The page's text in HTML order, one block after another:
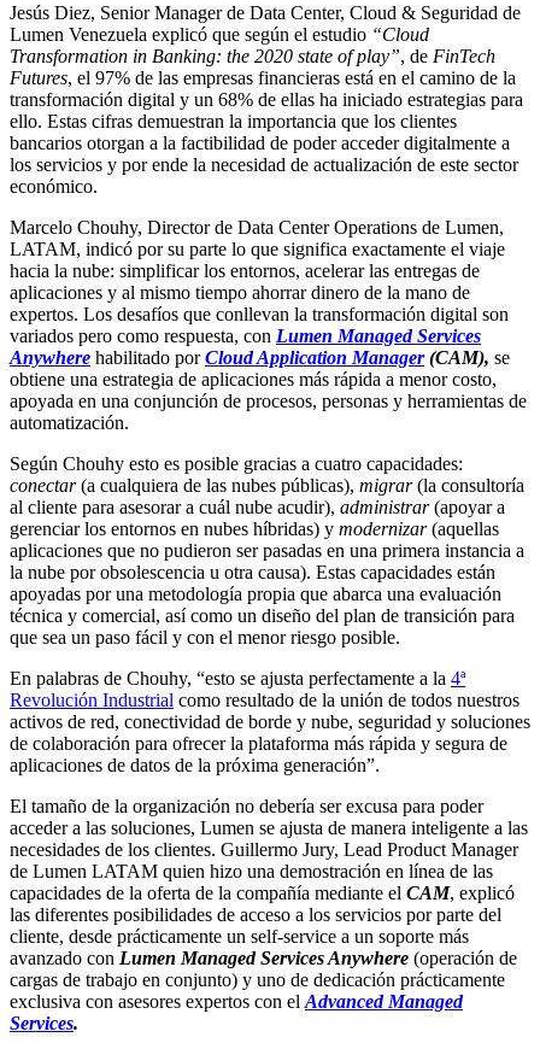
Jesús Diez, Senior Manager de Data Center, Cloud & Seguridad de
Lumen Venezuela explicó que según el estudio “Cloud
Transformation in Banking: the 2020 state of play”, de FinTech
Futures, el 97% de las empresas financieras está en el camino de la
transformación digital y un 68% de ellas ha iniciado estrategias para
ello. Estas cifras demuestran la importancia que los clientes
bancarios otorgan a la factibilidad de poder acceder digitalmente a
los servicios y por ende la necesidad de actualización de este sector
económico.
Marcelo Chouhy, Director de Data Center Operations de Lumen,
LATAM, indicó por su parte lo que significa exactamente el viaje
hacia la nube: simplificar los entornos, acelerar las entregas de
aplicaciones y al mismo tiempo ahorrar dinero de la mano de
expertos. Los desafíos que conllevan la transformación digital son
variados pero como respuesta, con Lumen Managed Services
Anywhere habilitado porCloud Application Manager(CAM), se
obtiene una estrategia de aplicaciones más rápida a menor costo,
apoyada en una conjunción de procesos, personas y herramientas de
automatización.
Según Chouhy esto es posible gracias a cuatro capacidades:
conectar(a cualquiera de las nubes públicas), migrar(la consultoría
al cliente para asesorar a cuál nube acudir), administrar(apoyar a
gerenciar los entornos en nubes híbridas) y modernizar(aquellas
aplicaciones que no pudieron ser pasadas en una primera instancia a
la nube por obsolescencia u otra causa). Estas capacidades están
apoyadas por una metodología propia que abarca una evaluación
técnica y comercial, así como un diseño del plan de transición para
que sea un paso fácil y con el menor riesgo posible.
En palabras de Chouhy, “esto se ajusta perfectamente a la 4ª
Revolución Industrial como resultado de la unión de todos nuestros
activos de red, conectividad de borde y nube, seguridad y soluciones
de colaboración para ofrecer la plataforma más rápida y segura de
aplicaciones de datos de la próxima generación”.
El tamaño de la organización no debería ser excusa para poder
acceder a las soluciones, Lumen se ajusta de manera inteligente a las
necesidades de los clientes. Guillermo Jury, Lead Product Manager
de Lumen LATAM quien hizo una demostración en línea de las
capacidades de la oferta de la compañía mediante el CAM, explicó
las diferentes posibilidades de acceso a los servicios por parte del
cliente, desde prácticamente un self-service a un soporte más
avanzado con Lumen Managed Services Anywhere (operación de
cargas de trabajo en conjunto) y uno de dedicación prácticamente
exclusiva con asesores expertos con el Advanced Managed
Services.